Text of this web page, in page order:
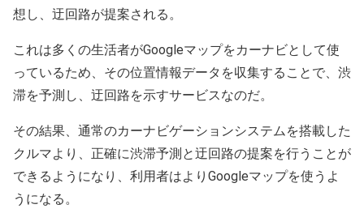
想し、迂回路が提案される。
これは多くの生活者がGoogleマップをカーナビとして使
っているため、その位置情報データを収集することで、渋
滞を予測し、迂回路を示すサービスなのだ。
その結果、通常のカーナビゲーションシステムを搭載した
クルマより、正確に渋滞予測と迂回路の提案を行うことが
できるようになり、利用者はよりGoogleマップを使うよ
うになる。